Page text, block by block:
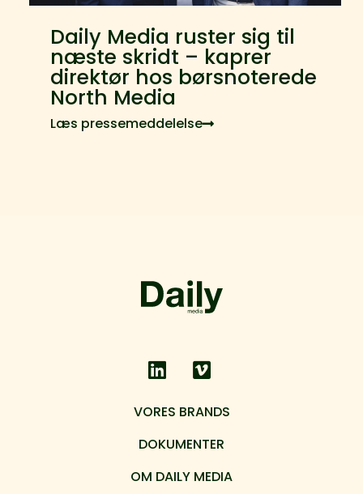
Daily Media ruster sig til
næste skridt – kaprer
direktør hos børsnoterede
North Media
Læs pressemeddelelse
VORES BRANDS
DOKUMENTER
OM DAILY MEDIA